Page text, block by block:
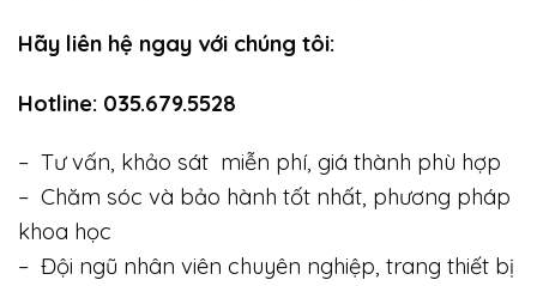
Hãy liên hệ ngay với chúng tôi:
Hotline: 035.679.5528
– Tư vấn, khảo sát miễn phí, giá thành phù hợp
– Chăm sóc và bảo hành tốt nhất, phương pháp
khoa học
– Đội ngũ nhân viên chuyên nghiệp, trang thiết bị